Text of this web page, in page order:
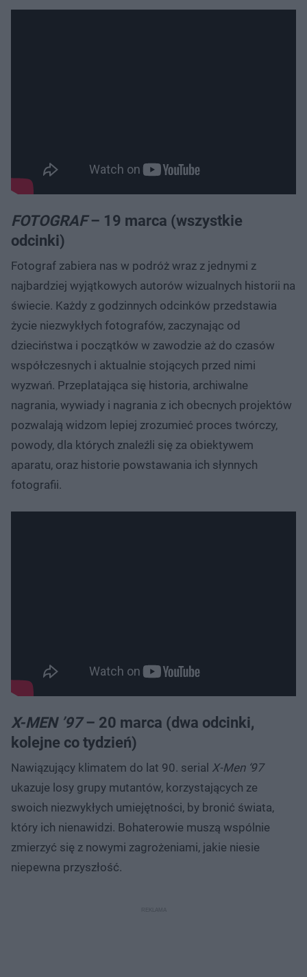
FOTOGRAF– 19 marca (wszystkie
odcinki)
Fotograf zabiera nas w podróż wraz z jednymi z
najbardziej wyjątkowych autorów wizualnych historii na
świecie. Każdy z godzinnych odcinków przedstawia
życie niezwykłych fotografów, zaczynając od
dzieciństwa i początków w zawodzie aż do czasów
współczesnych i aktualnie stojących przed nimi
wyzwań. Przeplatająca się historia, archiwalne
nagrania, wywiady i nagrania z ich obecnych projektów
pozwalają widzom lepiej zrozumieć proces twórczy,
powody, dla których znaleźli się za obiektywem
aparatu, oraz historie powstawania ich słynnych
fotografii.
X-MEN ’97 – 20 marca (dwa odcinki,
kolejne co tydzień)
Nawiązujący klimatem do lat 90. serial X-Men ‘97
ukazuje losy grupy mutantów, korzystających ze
swoich niezwykłych umiejętności, by bronić świata,
który ich nienawidzi. Bohaterowie muszą wspólnie
zmierzyć się z nowymi zagrożeniami, jakie niesie
niepewna przyszłość.